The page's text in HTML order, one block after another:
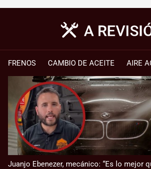
FRENOS CAMBIO DE ACEITE AIRE
Juanjo Ebenezer, mecánico: “Es lo mejor